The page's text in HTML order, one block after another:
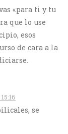
«para ti y tu
que lo use
esos
de cara a la
se